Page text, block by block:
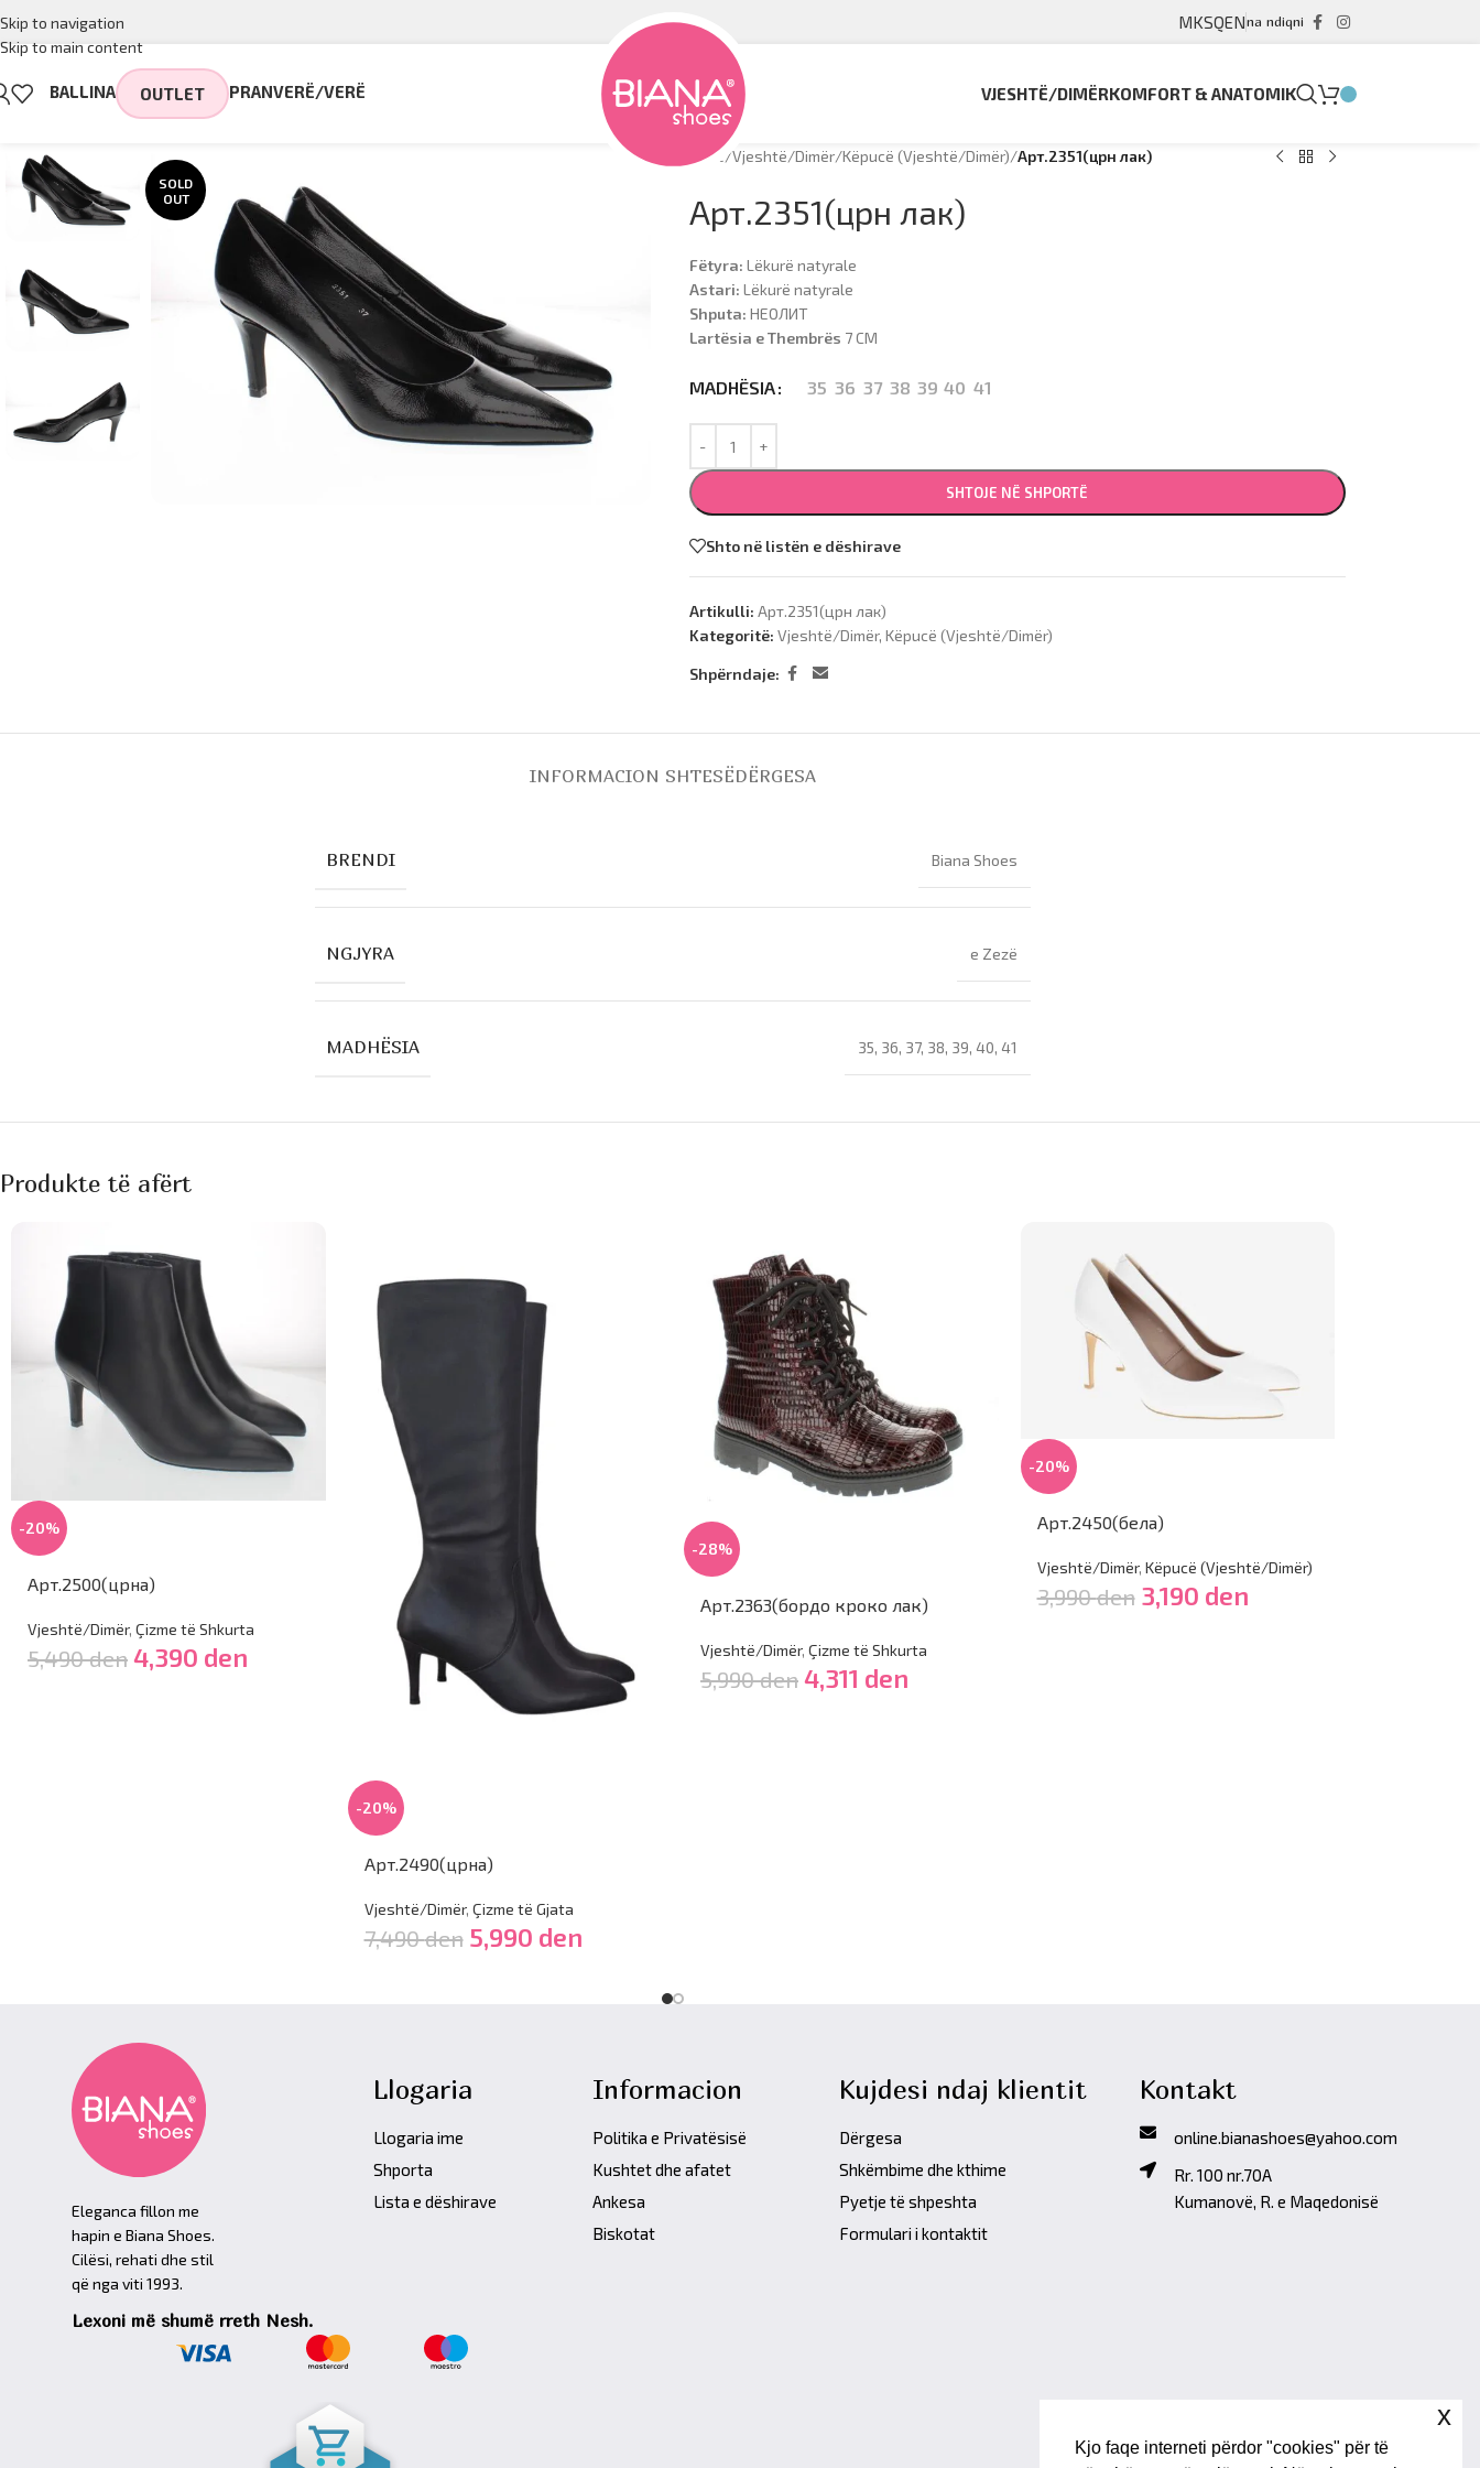
Skip to navigation
Skip to main content
MKSQENna ndiqni
BALLINA OUTLET PRANVERË/VERË VJESHTË/DIMËRKOMFORT & ANATOMIK
SOLD
OUT
Hyrje /Vjeshtë/Dimër/Këpucë (Vjeshtë/Dimër)/Арт.2351(црн лак)
Арт.2351(црн лак)
Fëtyra: Lëkurë natyrale
Astari: Lëkurë natyrale
Shputa: НЕОЛИТ
Lartësia e Thembrës 7 CM
MADHËSIA 35 36 37 38 39 40 41
SHTOJE NË SHPORTË
Shto në listën e dëshirave
Artikulli: Арт.2351(црн лак)
Kategoritë: Vjeshtë/Dimër, Këpucë (Vjeshtë/Dimër)
Shpërndaje:
INFORMACION SHTESËDËRGESA
BRENDI Biana Shoes
NGJYRA e Zezë
MADHËSIA 35, 36, 37, 38, 39, 40, 41
Produkte të afërt
-20%
Арт.2500(црна)
Vjeshtë/Dimër, Çizme të Shkurta
5,490den 4,390 den
-20%
Арт.2490(црна)
Vjeshtë/Dimër, Çizme të Gjata
7,490den 5,990 den
-28%
Арт.2363(бордо кроко лак)
Vjeshtë/Dimër, Çizme të Shkurta
5,990den 4,311 den
-20%
Арт.2450(бела)
Vjeshtë/Dimër, Këpucë (Vjeshtë/Dimër)
3,990den 3,190 den
Eleganca fillon me
hapin e Biana Shoes.
Cilësi, rehati dhe stil
që nga viti 1993.
Lexoni më shumë rreth Nesh.
Llogaria
Llogaria ime
Shporta
Lista e dëshirave
Informacion
Politika e Privatësisë
Kushtet dhe afatet
Ankesa
Biskotat
Kujdesi ndaj klientit
Dërgesa
Shkëmbime dhe kthime
Pyetje të shpeshta
Formulari i kontaktit
Kontakt
online.bianashoes@yahoo.com
Rr. 100 nr.70A
Kumanovë, R. e Maqedonisë
Kjo faqe interneti përdor "cookies" për të
x